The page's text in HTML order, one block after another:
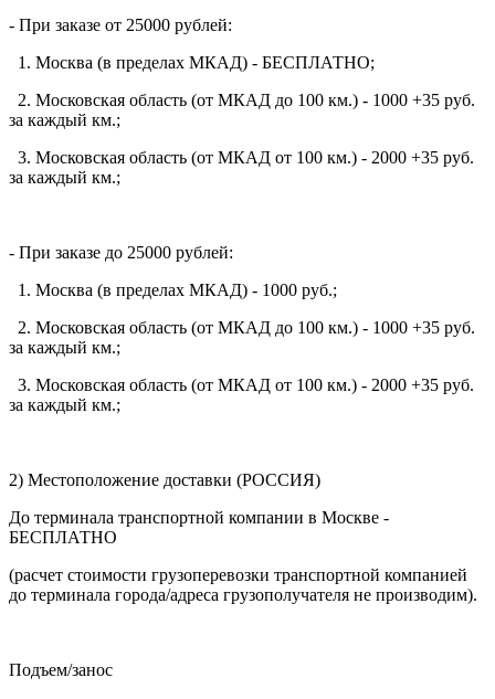
- При заказе от 25000 рублей:
1. Москва (в пределах МКАД) - БЕСПЛАТНО;
2. Московская область (от МКАД до 100 км.) - 1000 +35 руб.
за каждый км.;
3. Московская область (от МКАД от 100 км.) - 2000 +35 руб.
за каждый км.;
- При заказе до 25000 рублей:
1. Москва (в пределах МКАД) - 1000 руб.;
2. Московская область (от МКАД до 100 км.) - 1000 +35 руб.
за каждый км.;
3. Московская область (от МКАД от 100 км.) - 2000 +35 руб.
за каждый км.;
2) Местоположение доставки (РОССИЯ)
До терминала транспортной компании в Москве -
БЕСПЛАТНО
(расчет стоимости грузоперевозки транспортной компанией
до терминала города/адреса грузополучателя не производим).
Подъем/занос